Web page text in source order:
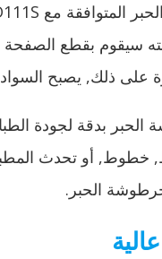
سيقوم بقطع الصفحة
ذلك, يصبح السواد
الحبر بدقة لجودة
أو تحدث
الحبر.